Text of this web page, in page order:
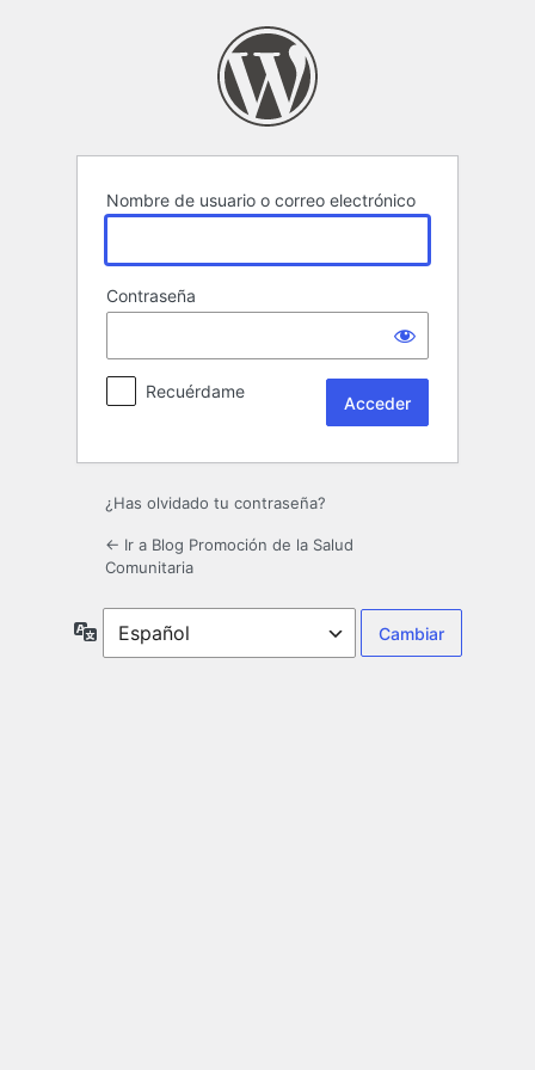
Nombre de usuario o correo electrónico
Contraseña
Recuérdame
¿Has olvidado tu contraseña?
← Ir a Blog Promoción de la Salud
Comunitaria
Idioma